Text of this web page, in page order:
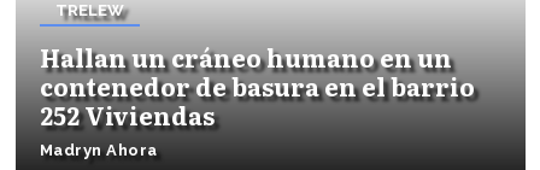
TRELEW
Hallan un cráneo humano en un
contenedor de basura en el barrio
252 Viviendas
Madryn Ahora